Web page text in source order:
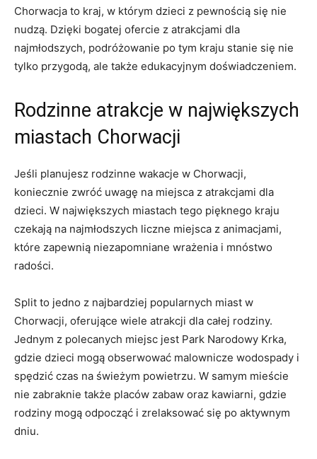
Chorwacja ​to⁤ kraj, w którym​ dzieci z⁤ pewnością się nie ​
nudzą. Dzięki bogatej ofercie z atrakcjami⁤ dla
najmłodszych, podróżowanie ‍po tym kraju stanie się⁤ nie
tylko przygodą, ⁣ale także edukacyjnym doświadczeniem.
Rodzinne atrakcje w największych
miastach Chorwacji
Jeśli ⁤planujesz rodzinne wakacje w Chorwacji,
koniecznie zwróć uwagę na ‍miejsca z ⁢atrakcjami dla
dzieci. W ⁢największych miastach tego pięknego ⁢kraju
czekają na najmłodszych liczne miejsca⁤ z ‌animacjami,
które zapewnią niezapomniane wrażenia ​i mnóstwo
radości.
Split ⁢to jedno z najbardziej popularnych miast w
Chorwacji, oferujące wiele atrakcji‌ dla całej rodziny.
‍Jednym z polecanych miejsc jest Park Narodowy ‍Krka, ​
gdzie dzieci mogą obserwować malownicze wodospady i
spędzić⁣ czas na ⁤świeżym powietrzu. W⁤ samym mieście
nie zabraknie także​ placów zabaw oraz kawiarni, gdzie
rodziny mogą odpocząć i ‍zrelaksować ⁣się po aktywnym
dniu.